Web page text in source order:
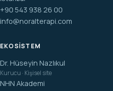
+90 543 938 26 00
info@noralterapi.com
EKOSISTEM
Dr. Hüseyin Nazlıkul
Kurucu · Kişisel site
NHN Akademi